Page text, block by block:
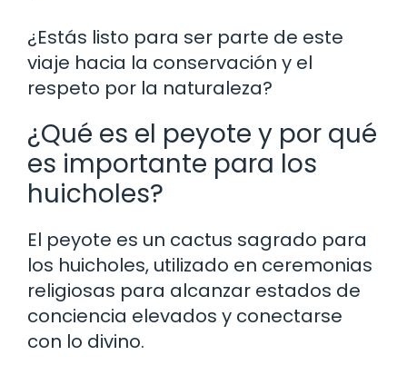
¿Estás listo para ser parte de este
viaje hacia la conservación y el
respeto por la naturaleza?
¿Qué es el peyote y por qué
es importante para los
huicholes?
El peyote es un cactus sagrado para
los huicholes, utilizado en ceremonias
religiosas para alcanzar estados de
conciencia elevados y conectarse
con lo divino.